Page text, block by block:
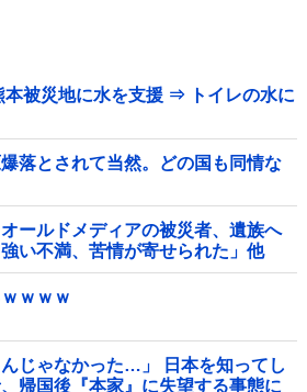
本被災地に水を支援 ⇒ トイレの水に
落とされて当然。どの国も同情な
ールドメディアの被災者、遺族へ
い不満、苦情が寄せられた」他
ｗｗｗ
じゃなかった…」 日本を知ってし
帰国後『本家』に失望する事態に